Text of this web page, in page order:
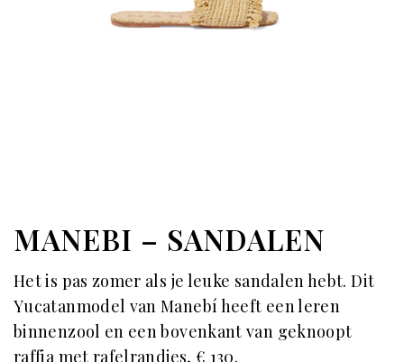
MANEBI – SANDALEN
Het is pas zomer als je leuke sandalen hebt. Dit
Yucatanmodel van Manebí heeft een leren
binnenzool en een bovenkant van geknoopt
raffia met rafelrandjes, € 130.